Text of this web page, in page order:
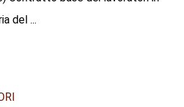
del ...